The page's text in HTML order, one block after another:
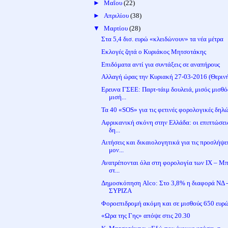
► Μαΐου (22)
► Απριλίου (38)
▼ Μαρτίου (28)
Στα 5,4 δισ. ευρώ «κλειδώνουν» τα νέα μέτρα
Εκλογές ζητά ο Κυριάκος Μητσοτάκης
Επιδόματα αντί για συντάξεις σε αναπήρους
Αλλαγή ώρας την Κυριακή 27-03-2016
Ερευνα ΓΣΕΕ: Παρτ-τάιμ δουλειά, μισός
μισή...
Τα 40 «SOS» για τις φετινές φορολογικές
Αφρικανική σκόνη στην Ελλάδα: οι
δη...
Αιτήσεις και δικαιολογητικά για τις
μον...
Ανατρέπονται όλα στη φορολογία των ΙΧ –
στ...
Δημοσκόπηση Alco: Στο 3,8% η διαφορά ΝΔ -
ΣΥΡΙΖΑ
Φοροεπιδρομή ακόμη και σε μισθούς 650 ευρώ
«Ωρα της Γης» απόψε στις 20.30